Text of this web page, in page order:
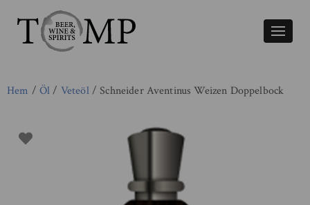
Växla
Hem / Öl/ Veteöl/ Schneider Aventinus Weizen Doppelbock